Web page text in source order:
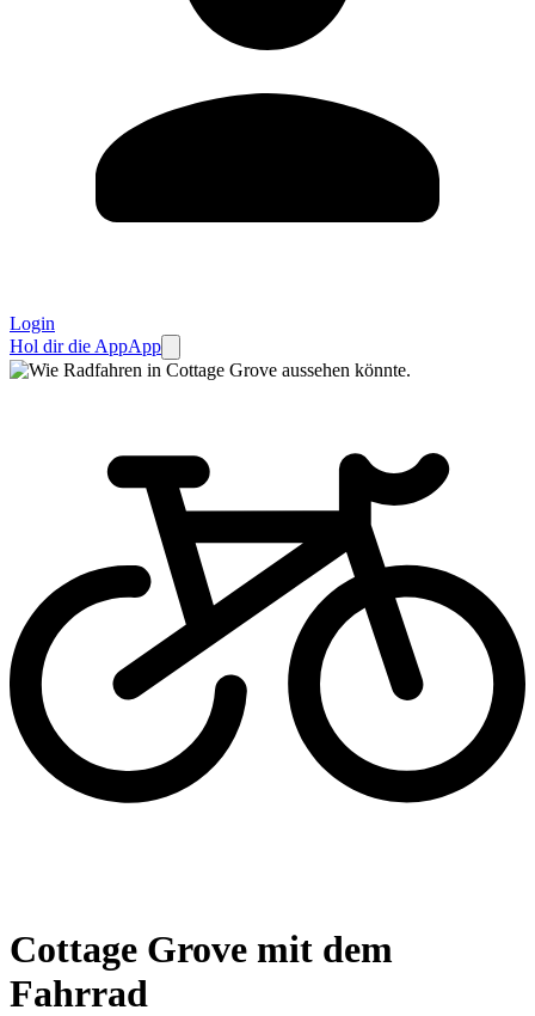
Login
Hol dir die AppApp
Cottage Grove mit dem
Fahrrad